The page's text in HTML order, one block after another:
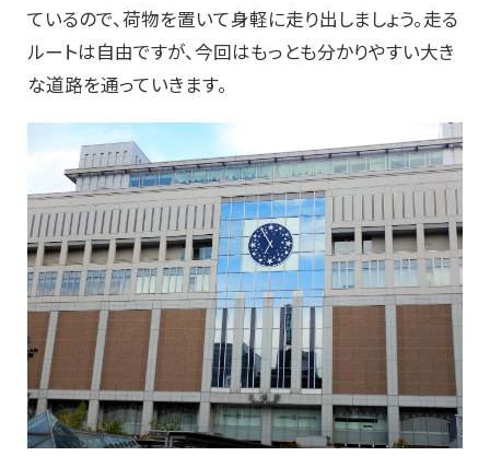
ているので、荷物を置いて身軽に走り出しましょう。走る
ルートは自由ですが、今回はもっとも分かりやすい大き
な道路を通っていきます。